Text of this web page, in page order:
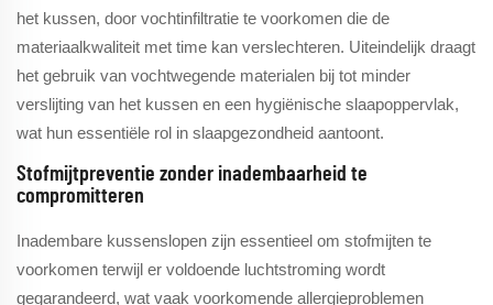
het kussen, door vochtinfiltratie te voorkomen die de
materiaalkwaliteit met time kan verslechteren. Uiteindelijk draagt
het gebruik van vochtwegende materialen bij tot minder
verslijting van het kussen en een hygiënische slaapoppervlak,
wat hun essentiële rol in slaapgezondheid aantoont.
Stofmijtpreventie zonder inadembaarheid te
compromitteren
Inadembare kussenslopen zijn essentieel om stofmijten te
voorkomen terwijl er voldoende luchtstroming wordt
gegarandeerd, wat vaak voorkomende allergieproblemen